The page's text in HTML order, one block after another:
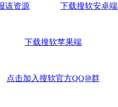
该资源 下载搜软安卓端
下载搜软苹果端
点击加入搜软官方QQ⑩群